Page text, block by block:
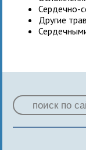
Сердечно-
Другие